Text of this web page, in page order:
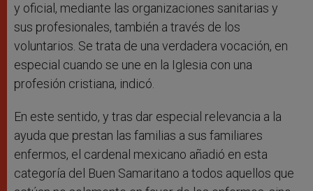
y oficial, mediante las organizaciones sanitarias y
sus profesionales, también a través de los
voluntarios. Se trata de una verdadera vocación, en
especial cuando se une en la Iglesia con una
profesión cristiana, indicó.
En este sentido, y tras dar especial relevancia a la
ayuda que prestan las familias a sus familiares
enfermos, el cardenal mexicano añadió en esta
categoría del Buen Samaritano a todos aquellos que